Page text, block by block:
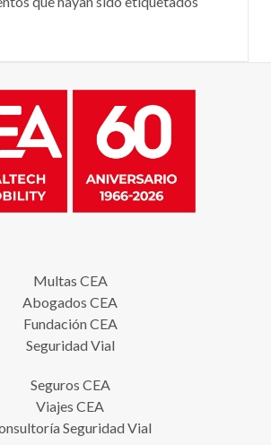
Multas CEA
Abogados CEA
Fundación CEA
Seguridad Vial
Seguros CEA
Viajes CEA
Seguridad Vial